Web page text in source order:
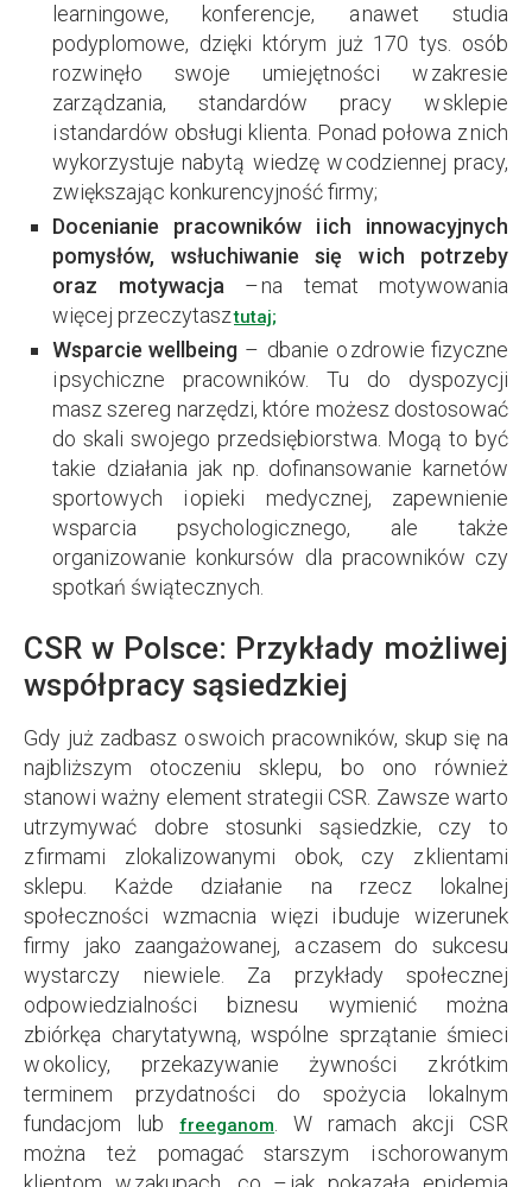
learningowe, konferencje, a nawet studia
podyplomowe, dzięki którym już 170 tys. osób
rozwinęło swoje umiejętności w zakresie
zarządzania, standardów pracy w sklepie
i standardów obsługi klienta. Ponad połowa z nich
wykorzystuje nabytą wiedzę w codziennej pracy,
zwiększając konkurencyjność firmy;
Docenianie pracowników i ich innowacyjnych
pomysłów, wsłuchiwanie się w ich potrzeby
oraz motywacja – na temat motywowania
więcej przeczytasztutaj;
Wsparcie wellbeing – dbanie o zdrowie fizyczne
i psychiczne pracowników. Tu do dyspozycji
masz szereg narzędzi, które możesz dostosować
do skali swojego przedsiębiorstwa. Mogą to być
takie działania jak np. dofinansowanie karnetów
sportowych i opieki medycznej, zapewnienie
wsparcia psychologicznego, ale także
organizowanie konkursów dla pracowników czy
spotkań świątecznych.
CSR w Polsce: Przykłady możliwej
współpracy sąsiedzkiej
Gdy już zadbasz o swoich pracowników, skup się na
najbliższym otoczeniu sklepu, bo ono również
stanowi ważny element strategii CSR. Zawsze warto
utrzymywać dobre stosunki sąsiedzkie, czy to
z firmami zlokalizowanymi obok, czy z klientami
sklepu. Każde działanie na rzecz lokalnej
społeczności wzmacnia więzi i buduje wizerunek
firmy jako zaangażowanej, a czasem do sukcesu
wystarczy niewiele. Za przykłady społecznej
odpowiedzialności biznesu wymienić można
zbiórkęa charytatywną, wspólne sprzątanie śmieci
w okolicy, przekazywanie żywności z krótkim
terminem przydatności do spożycia lokalnym
fundacjom lub freeganom
. W ramach akcji CSR
można też pomagać starszym i schorowanym